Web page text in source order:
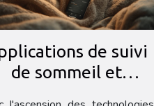
de suivi
de sommeil et